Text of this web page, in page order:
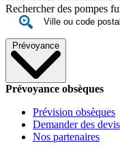
Rechercher des pompes
Prévoyance
Prévoyance obsèques
Prévision obsèques
Demander des
Nos partenaires